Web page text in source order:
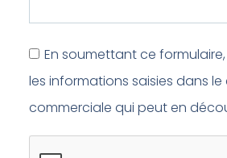
En soumettant ce
les informations saisies dans
commerciale qui peut en